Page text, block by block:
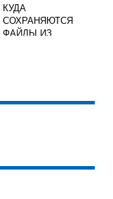
КУДА
СОХРАНЯЮТСЯ
ФАЙЛЫ ИЗ